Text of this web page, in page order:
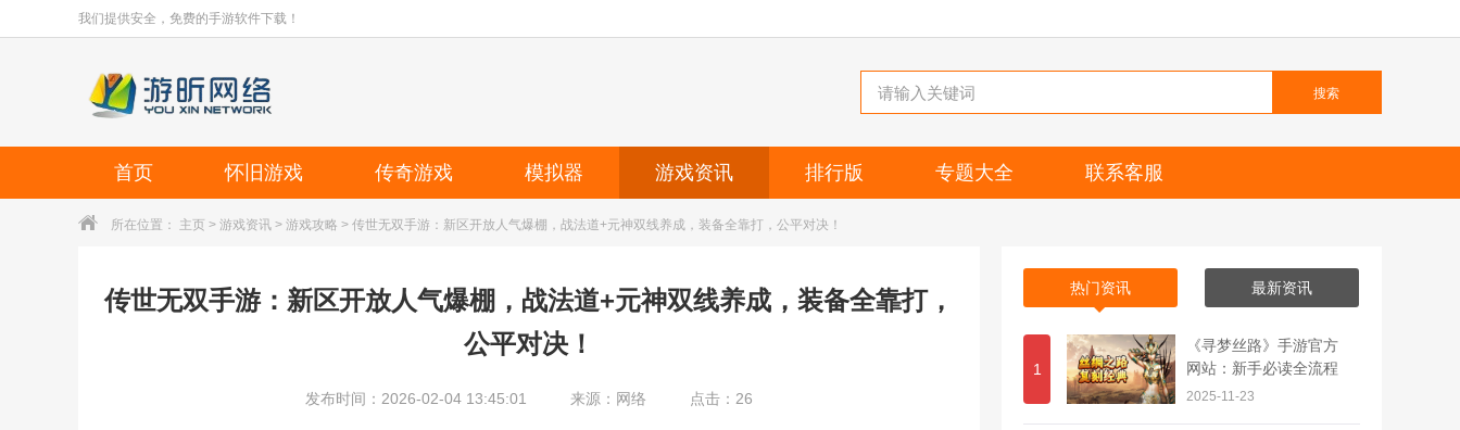
我们提供安全，免费的手游软件下载！
搜索
首页 怀旧游戏 传奇游戏 模拟器 游戏资讯 排行版 专题大全 联系客服
所在位置： 主页 > 游戏资讯 > 游戏攻略 > 传世无双手游：新区开放人气爆棚，战法道+元神双线养成，装备全靠打，公平对决！
传世无双手游：新区开放人气爆棚，战法道+元神双线养成，装备全靠打，
公平对决！
发布时间：2026-02-04 13:45:01 来源：网络 点击： 26
热门资讯 最新资讯
1
《寻梦丝路》手游官方
网站：新手必读全流程
2025-11-23